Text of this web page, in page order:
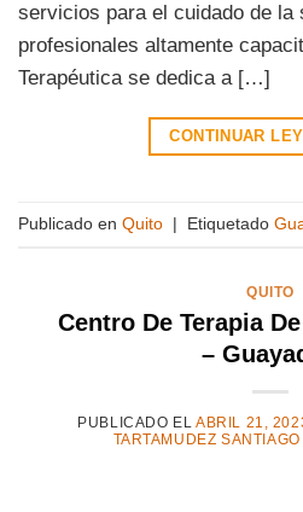
servicios para el cuidado de la
profesionales altamente
Terapéutica se dedica a […]
CONTINUAR
Publicado en Quito Etiquetado
QUITO
Centro De Terapia
–
PUBLICADO EL ABRIL 21,
TARTAMUDEZ